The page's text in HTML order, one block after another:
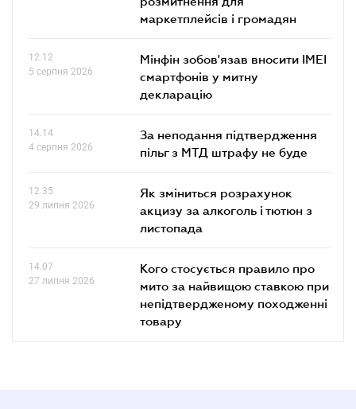
маркетплейсів і громадян
12.12
5 серпня 2026
Мінфін зобов'язав вносити IMEI
смартфонів у митну
декларацію
14.14
4 серпня 2026
За неподання підтвердження
пільг з МТД штрафу не буде
12.35
29 липня 2026
Як зміниться розрахунок
акцизу за алкоголь і тютюн з
листопада
14.07
27 липня 2026
Кого стосується правило про
мито за найвищою ставкою при
непідтвердженому походженні
товару